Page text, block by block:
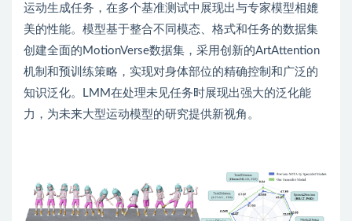
运动生成任务，在多个基准测试中展现出与专家模型相媲
美的性能。模型基于整合不同模态、格式和任务的数据集
创建全面的MotionVerse数据集，采用创新的ArtAttention
机制和预训练策略，实现对身体部位的精确控制和广泛的
知识泛化。LMM在处理未见任务时展现出强大的泛化能
力，为未来大型运动模型的研究提供新视角。